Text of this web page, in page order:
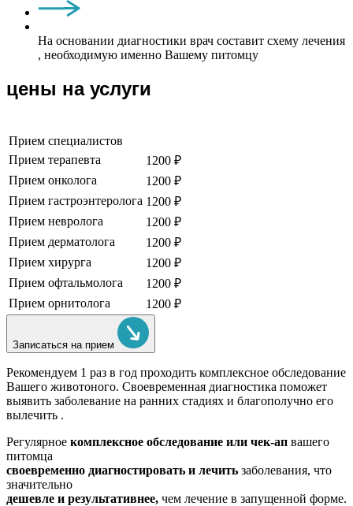
На основании диагностики врач составит схему лечения
, необходимую именно Вашему питомцу
цены на услуги
Прием специалистов
Прием терапевта
1200 ₽
Прием онколога
1200 ₽
Прием гастроэнтеролога 1200 ₽
Прием невролога
1200 ₽
Прием дерматолога
1200 ₽
Прием хирурга
1200 ₽
Прием офтальмолога
1200 ₽
Прием орнитолога
1200 ₽
Записаться на прием
Рекомендуем 1 раз в год проходить комплексное обследование
Вашего животоного. Своевременная диагностика поможет
выявить заболевание на ранних стадиях и благополучно его
вылечить .
Регулярное комплексное обследование или чек-ап вашего
питомца
своевременно диагностировать и лечить заболевания, что
значительно
дешевле и результативнее, чем лечение в запущенной форме.